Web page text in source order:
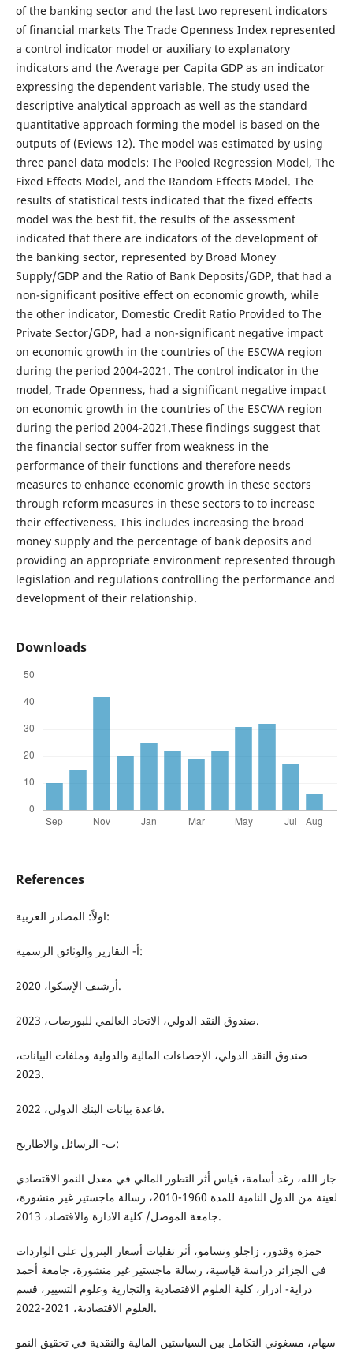
of the banking sector and the last two represent indicators
of financial markets The Trade Openness Index represented
a control indicator model or auxiliary to explanatory
indicators and the Average per Capita GDP as an indicator
expressing the dependent variable. The study used the
descriptive analytical approach as well as the standard
quantitative approach forming the model is based on the
outputs of (Eviews 12). The model was estimated by using
three panel data models: The Pooled Regression Model, The
Fixed Effects Model, and the Random Effects Model. The
results of statistical tests indicated that the fixed effects
model was the best fit. the results of the assessment
indicated that there are indicators of the development of
the banking sector, represented by Broad Money
Supply/GDP and the Ratio of Bank Deposits/GDP, that had a
non-significant positive effect on economic growth, while
the other indicator, Domestic Credit Ratio Provided to The
Private Sector/GDP, had a non-significant negative impact
on economic growth in the countries of the ESCWA region
during the period 2004-2021. The control indicator in the
model, Trade Openness, had a significant negative impact
on economic growth in the countries of the ESCWA region
during the period 2004-2021.These findings suggest that
the financial sector suffer from weakness in the
performance of their functions and therefore needs
measures to enhance economic growth in these sectors
through reform measures in these sectors to to increase
their effectiveness. This includes increasing the broad
money supply and the percentage of bank deposits and
providing an appropriate environment represented through
legislation and regulations controlling the performance and
development of their relationship.
Downloads
References
اولاً: المصادر العربية:
أ‌- التقارير والوثائق الرسمية:
أرشيف الإسكوا، 2020.
صندوق النقد الدولي، الاتحاد العالمي للبورصات، 2023.
صندوق النقد الدولي، الإحصاءات المالية والدولية وملفات البيانات،
2023.
قاعدة بيانات البنك الدولي، 2022.
ب‌- الرسائل والاطاريح:
جار الله، رغد أسامة، قياس أثر التطور المالي في معدل النمو الاقتصادي
لعينة من الدول النامية للمدة 1960-2010، رسالة ماجستير غير منشورة،
جامعة الموصل/ كلية الادارة والاقتصاد، 2013.
حمزة وقدور، زاجلو ونسامو، أثر تقلبات أسعار البترول على الواردات
في الجزائر دراسة قياسية، رسالة ماجستير غير منشورة، جامعة أحمد
دراية- ادرار، كلية العلوم الاقتصادية والتجارية وعلوم التسيير، قسم
العلوم الاقتصادية، 2021-2022.
سهام، مسغوني التكامل بين السياستين المالية والنقدية في تحقيق النمو